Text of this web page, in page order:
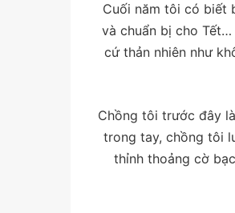
Cuối năm tôi có biết
và chuẩn bị cho
cứ thản nhiên như
Chồng tôi trước đây
trong tay, chồng tôi
thỉnh thoảng cờ